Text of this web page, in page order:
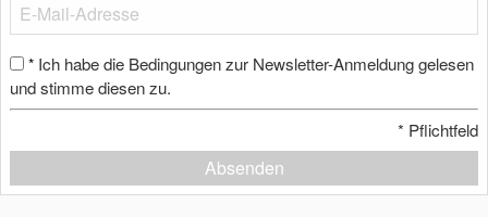
* Ich habe die Bedingungen zur Newsletter-Anmeldung gelesen
und stimme diesen zu.
* Pflichtfeld
Absenden